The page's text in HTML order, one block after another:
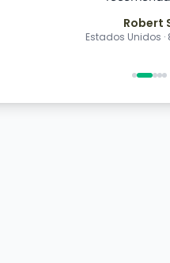
Robert
Estados Unidos ·